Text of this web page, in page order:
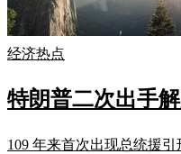
经济热点
特朗普二次出手
109 年来首次出现总统援